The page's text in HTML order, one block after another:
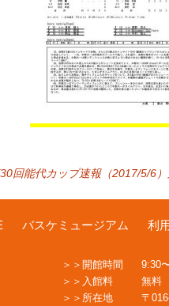
回能代カップ速報（2017/5/6
バスケミュージアム 利
開館時間
9:30
入館料
無料
所在地
〒